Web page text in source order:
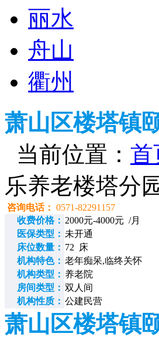
丽水
舟山
衢州
萧山区楼塔镇
当前位置： 首
乐养老楼塔分
咨询电话： 0571-82291157
收费价格： 2000元-4000元 /月
医保类型： 未开通
床位数量： 72 床
机构特色： 老年痴呆,临终关怀
机构类型： 养老院
房间类型： 双人间
机构性质： 公建民营
萧山区楼塔镇